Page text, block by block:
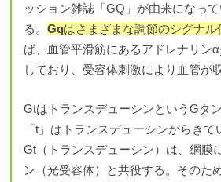
ッション雑誌「GQ」が由来になっ
る。Gqはさまざまな調節のシグナル
ば、血管平滑筋にあるアドレナリンα
しており、受容体刺激により血管が
GtはトランスデューシンというGタ
「t」はトランスデューシンからきて
Gt（トランスデューシン）は、網膜
ン（光受容体）と共役する。そのた